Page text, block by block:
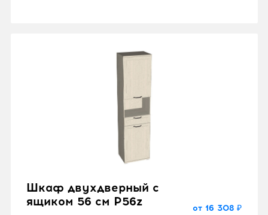
Шкаф двухдверный с
ящиком 56 см P56z
от 16 308 ₽